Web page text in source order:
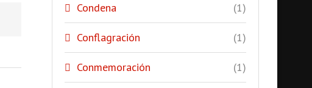
Condena (1)
Conflagración (1)
Conmemoración (1)